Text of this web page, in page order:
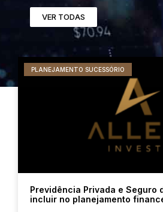
VER TODAS
PLANEJAMENTO SUCESSÓRIO
Previdência Privada e Seguro
incluir no planejamento